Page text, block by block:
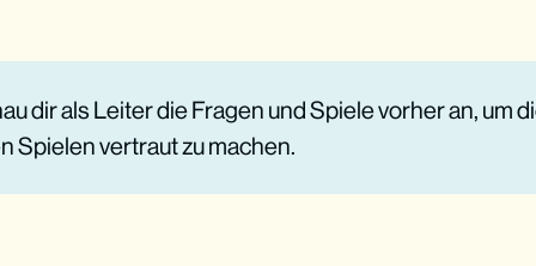
Zeit
was im Text passiert
dir als Leiter die Fragen und Spiele vorher an, um
Spielen vertraut zu machen.